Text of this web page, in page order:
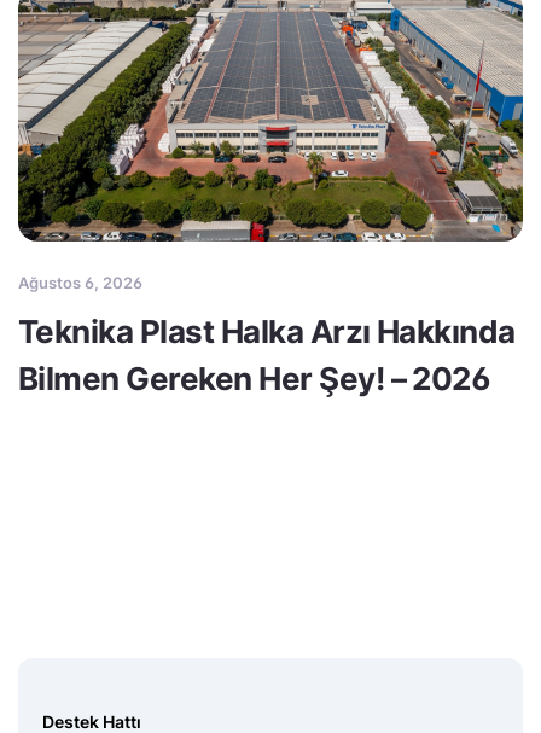
Ağustos 6, 2026
Teknika Plast Halka Arzı Hakkında
Bilmen Gereken Her Şey! – 2026
Destek Hattı